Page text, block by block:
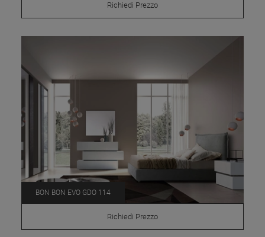
Richiedi Prezzo
BON BON EVO GDO 114
Richiedi Prezzo